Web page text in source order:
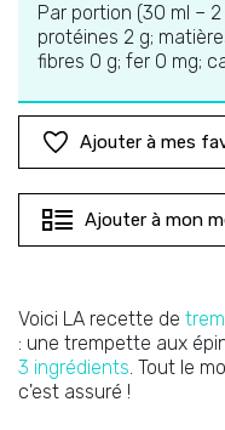
Par portion (30 ml –
protéines 2 g;
fibres 0 g; fer 0 mg;
Ajouter à mes
Ajouter à mon
Voici LA recette de
: une trempette aux
3 ingrédients. Tout le
c'est assuré !